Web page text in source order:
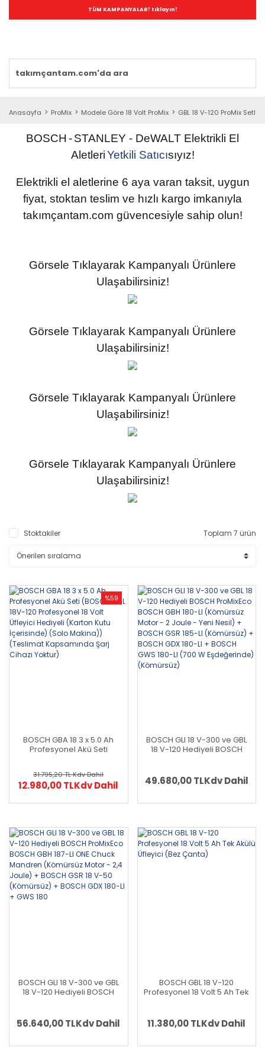
TÜM KAMPANYALAR! tıklayın!
Anasayfa ProMix Modele Göre 18 Volt ProMix GBL 18 V-120 ProMix Setler
BOSCH-STANLEY - DeWALT Elektrikli El
AletleriYetkili Satıcısıyız!
Elektrikli el aletlerine 6 aya varan taksit, uygun
fiyat, stoktan teslim ve hızlı kargo imkanıyla
takımçantam.com güvencesiyle sahip olun!
Görsele Tıklayarak Kampanyalı Ürünlere
Ulaşabilirsiniz!
Görsele Tıklayarak Kampanyalı Ürünlere
Ulaşabilirsiniz!
Görsele Tıklayarak Kampanyalı Ürünlere
Ulaşabilirsiniz!
Görsele Tıklayarak Kampanyalı Ürünlere
Ulaşabilirsiniz!
Stoktakiler Toplam 7 ürün
%59
BOSCH GBA 18 3 x 5.0 Ah
Profesyonel Akü Seti
Hediyeli (Karton Kutu
İçerisinde) (Solo Makina))
Cihazı Yoktur)
31.795,20 TLKdv Dahil
12.980,00 TLKdv Dahil
BOSCH GLI 18 V-300 ve GBL
18 V-120 Hediyeli BOSCH
Joule - Yeni Nesil) + BOSCH
GSR 185-LI (Kömürsüz) +
GWS 180-LI (700 W
49.680,00 TLKdv Dahil
BOSCH GLI 18 V-300 ve GBL
18 V-120 Hediyeli BOSCH
(Kömürsüz Motor - 2,4
Joule) + BOSCH GSR 18 V-
GDX 180-LI + GWS 180
56.640,00 TLKdv Dahil
BOSCH GBL 18 V-120
Profesyonel 18 Volt 5 Ah Tek
11.380,00 TLKdv Dahil